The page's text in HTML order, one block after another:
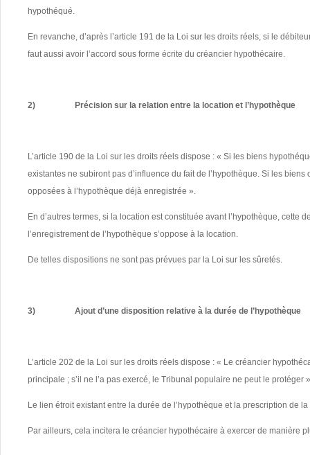
hypothéqué.
En revanche, d’après l’article 191 de la Loi sur les droits réels, si le
faut aussi avoir l’accord sous forme écrite du créancier hypothécaire.
2) Précision sur la relation entre la location et l’hypothèque
L’article 190 de la Loi sur les droits réels dispose : « Si les biens
existantes ne subiront pas d’influence du fait de l’hypothèque. Si les
opposées à l’hypothèque déjà enregistrée ».
En d’autres termes, si la location est constituée avant l’hypothèque,
l’enregistrement de l’hypothèque s’oppose à la location.
De telles dispositions ne sont pas prévues par la Loi sur les sûretés.
3)Ajout d’une disposition relative à la durée de l’hypothèque
L’article 202 de la Loi sur les droits réels dispose : « Le créancier
principale ; s’il ne l’a pas exercé, le Tribunal populaire ne peut le protéger
Le lien étroit existant entre la durée de l’hypothèque et la prescription de
Par ailleurs, cela incitera le créancier hypothécaire à exercer de manière